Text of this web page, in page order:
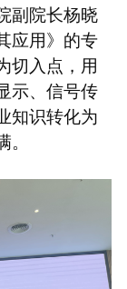
副院长杨晓
应用》的专
切入点，用
示、信号传
知识转化为